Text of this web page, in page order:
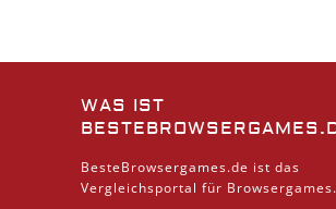
WAS IST
BesteBrowsergames.de ist das
Vergleichsportal für Browsergames.